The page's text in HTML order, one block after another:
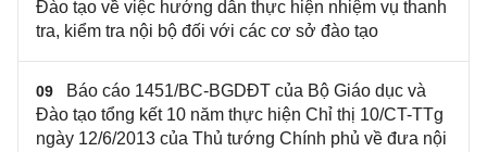
Đào tạo về việc hướng dẫn thực hiện nhiệm vụ thanh
tra, kiểm tra nội bộ đối với các cơ sở đào tạo
09
Báo cáo 1451/BC-BGDĐT của Bộ Giáo dục và
Đào tạo tổng kết 10 năm thực hiện Chỉ thị 10/CT-TTg
ngày 12/6/2013 của Thủ tướng Chính phủ về đưa nội